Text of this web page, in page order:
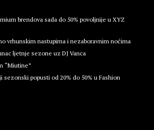
brendova sada do 50% povoljnije u XYZ
vrhunskim nastupima i nezaboravnim noćima
ljetnje sezone uz DJ Vanca
“Miutine”
sezonski popusti od 20% do 50% u Fashion